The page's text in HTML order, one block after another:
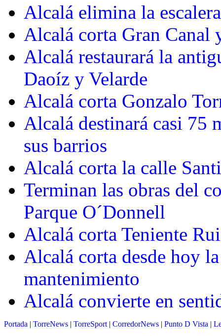
Alcalá elimina la
Alcalá corta Gran Canal
Alcalá restaurará la
Daoíz y Velarde
Alcalá corta Gonzalo
Alcalá destinará casi 75
sus barrios
Alcalá corta la calle
Terminan las obras del
Parque O´Donnell
Alcalá corta Teniente
Alcalá corta desde hoy
mantenimiento
Alcalá convierte en
Portada | TorreNews | TorreSport | CorredorNews | Punto D Vista |